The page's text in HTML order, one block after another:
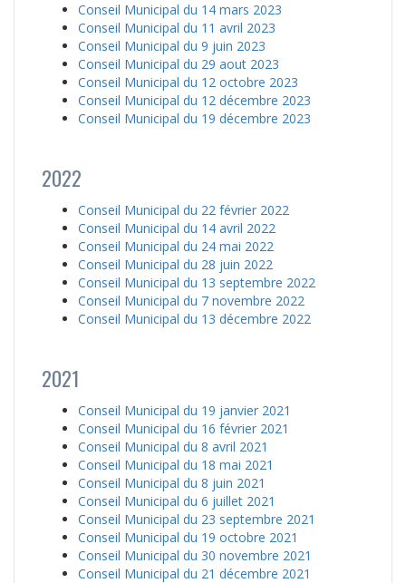
Conseil Municipal du 14 mars 2023
Conseil Municipal du 11 avril 2023
Conseil Municipal du 9 juin 2023
Conseil Municipal du 29 aout 2023
Conseil Municipal du 12 octobre 2023
Conseil Municipal du 12 décembre 2023
Conseil Municipal du 19 décembre 2023
2022
Conseil Municipal du 22 février 2022
Conseil Municipal du 14 avril 2022
Conseil Municipal du 24 mai 2022
Conseil Municipal du 28 juin 2022
Conseil Municipal du 13 septembre 2022
Conseil Municipal du 7 novembre 2022
Conseil Municipal du 13 décembre 2022
2021
Conseil Municipal du 19 janvier 2021
Conseil Municipal du 16 février 2021
Conseil Municipal du 8 avril 2021
Conseil Municipal du 18 mai 2021
Conseil Municipal du 8 juin 2021
Conseil Municipal du 6 juillet 2021
Conseil Municipal du 23 septembre 2021
Conseil Municipal du 19 octobre 2021
Conseil Municipal du 30 novembre 2021
Conseil Municipal du 21 décembre 2021